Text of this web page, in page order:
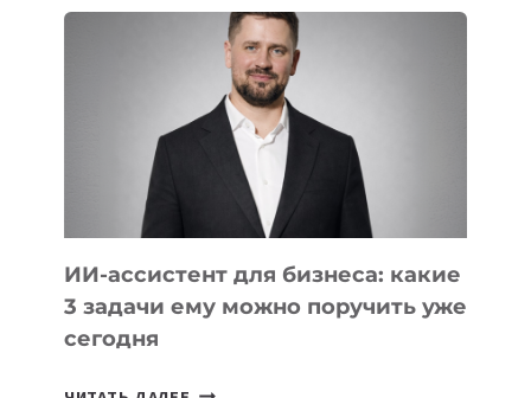
КОТОРЫЕ
РАЗВИВАЮТ
ТЕХНОЛОГИЧЕСКОЕ
ОБРАЗОВАНИЕ
ТАДЖИКИСТАНА
ИИ-ассистент для бизнеса: какие
3 задачи ему можно поручить уже
сегодня
ИИ-